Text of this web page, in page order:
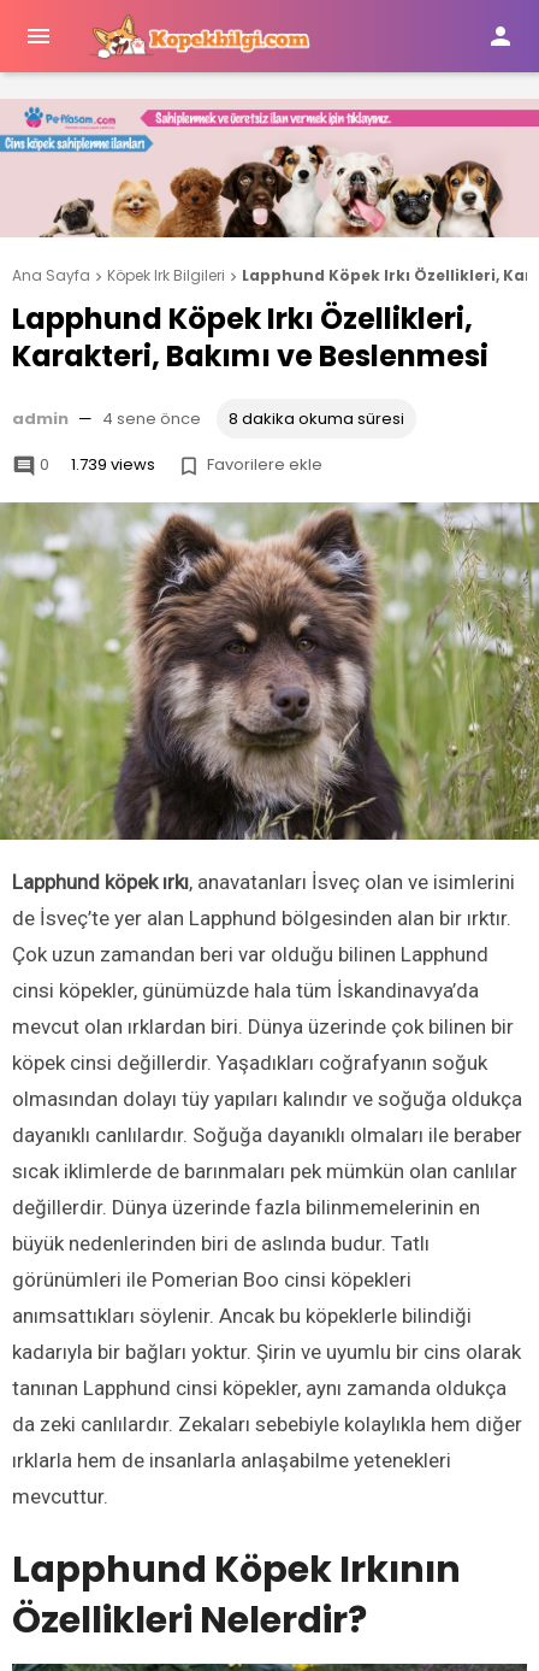
 
Ana Sayfa  Köpek Irk Bilgileri  Lapphund Köpek Irkı Özellikleri,
Lapphund Köpek Irkı Özellikleri,
Karakteri, Bakımı ve Beslenmesi
admin — 4 sene önce 8 dakika okuma süresi
 0 1.739 views  Favorilere ekle
Lapphund köpek ırkı, anavatanları İsveç olan ve isimlerini
de İsveç’te yer alan Lapphund bölgesinden alan bir ırktır.
Çok uzun zamandan beri var olduğu bilinen Lapphund
cinsi köpekler, günümüzde hala tüm İskandinavya’da
mevcut olan ırklardan biri. Dünya üzerinde çok bilinen bir
köpek cinsi değillerdir. Yaşadıkları coğrafyanın soğuk
olmasından dolayı tüy yapıları kalındır ve soğuğa oldukça
dayanıklı canlılardır. Soğuğa dayanıklı olmaları ile beraber
sıcak iklimlerde de barınmaları pek mümkün olan canlılar
değillerdir. Dünya üzerinde fazla bilinmemelerinin en
büyük nedenlerinden biri de aslında budur. Tatlı
görünümleri ile Pomerian Boo cinsi köpekleri
anımsattıkları söylenir. Ancak bu köpeklerle bilindiği
kadarıyla bir bağları yoktur. Şirin ve uyumlu bir cins olarak
tanınan Lapphund cinsi köpekler, aynı zamanda oldukça
da zeki canlılardır. Zekaları sebebiyle kolaylıkla hem diğer
ırklarla hem de insanlarla anlaşabilme yetenekleri
mevcuttur.
Lapphund Köpek Irkının
Özellikleri Nelerdir?